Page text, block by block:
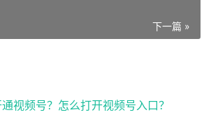
下一篇 »
视频号？怎么打开视频号入口？